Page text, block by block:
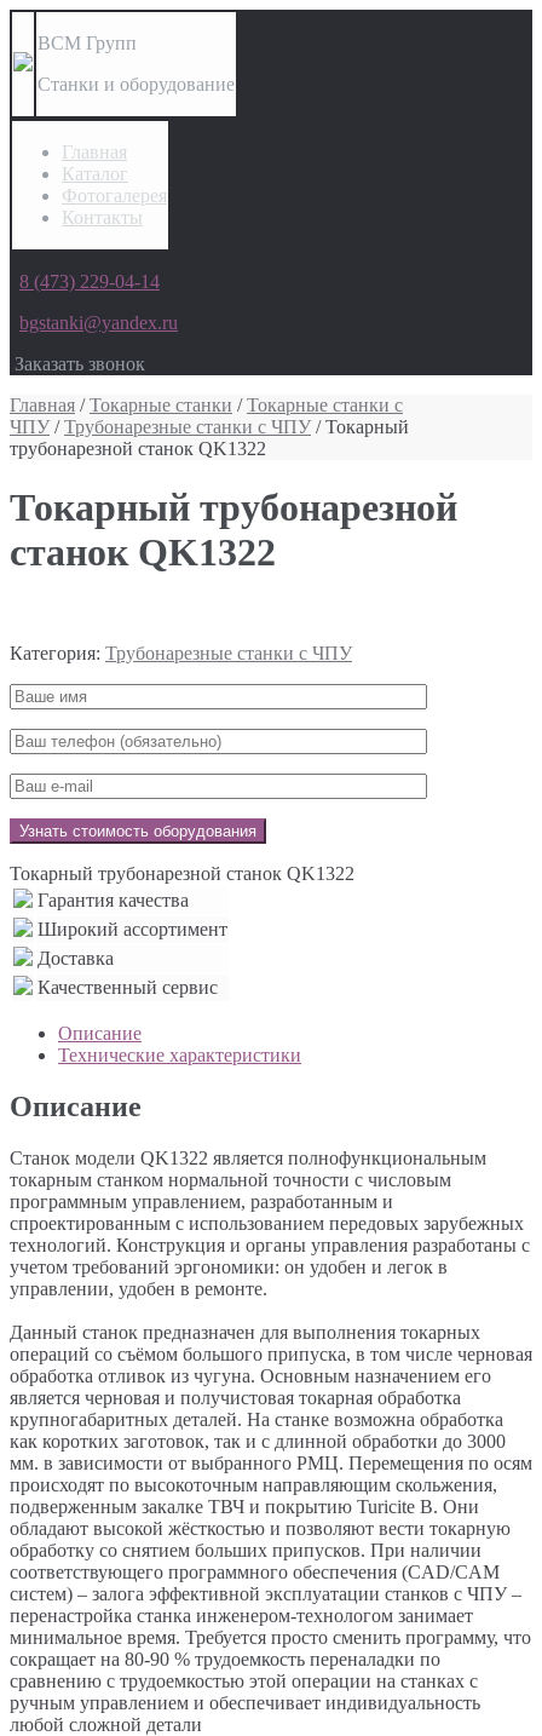
ВСМ Групп
Станки и оборудование
Главная
Каталог
Фотогалерея
Контакты
8 (473) 229-04-14
bgstanki@yandex.ru
Заказать звонок
Главная /Токарные станки /Токарные станки с
ЧПУ /Трубонарезные станки с ЧПУ / Токарный
трубонарезной станок QK1322
Токарный трубонарезной
станок QK1322
Категория: Трубонарезные станки с ЧПУ
Токарный трубонарезной станок QK1322
Гарантия качества
Широкий ассортимент
Доставка
Качественный сервис
Описание
Технические характеристики
Описание
Станок модели QK1322 является полнофункциональным
токарным станком нормальной точности с числовым
программным управлением, разработанным и
спроектированным с использованием передовых зарубежных
технологий. Конструкция и органы управления разработаны с
учетом требований эргономики: он удобен и легок в
управлении, удобен в ремонте.
Данный станок предназначен для выполнения токарных
операций со съёмом большого припуска, в том числе черновая
обработка отливок из чугуна. Основным назначением его
является черновая и получистовая токарная обработка
крупногабаритных деталей. На станке возможна обработка
как коротких заготовок, так и с длинной обработки до 3000
мм. в зависимости от выбранного РМЦ. Перемещения по осям
происходят по высокоточным направляющим скольжения,
подверженным закалке ТВЧ и покрытию Turicite B. Они
обладают высокой жёсткостью и позволяют вести токарную
обработку со снятием больших припусков. При наличии
соответствующего программного обеспечения (CAD/CAM
систем) – залога эффективной эксплуатации станков с ЧПУ –
перенастройка станка инженером-технологом занимает
минимальное время. Требуется просто сменить программу, что
сокращает на 80-90 % трудоемкость переналадки по
сравнению с трудоемкостью этой операции на станках с
ручным управлением и обеспечивает индивидуальность
любой сложной детали